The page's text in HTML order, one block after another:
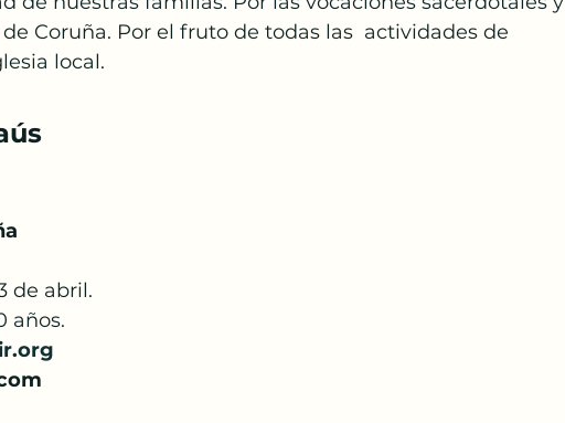
Coruña. Por el fruto de todas las  actividades de
local.
de abril.
años.